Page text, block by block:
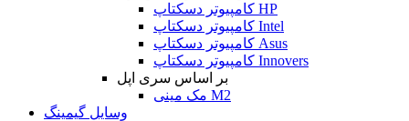
کامپیوتر دسکتاپ HP
کامپیوتر دسکتاپ Intel
کامپیوتر دسکتاپ Asus
کامپیوتر دسکتاپ Innovers
بر اساس سری اپل
مک مینی M2
وسایل گیمینگ